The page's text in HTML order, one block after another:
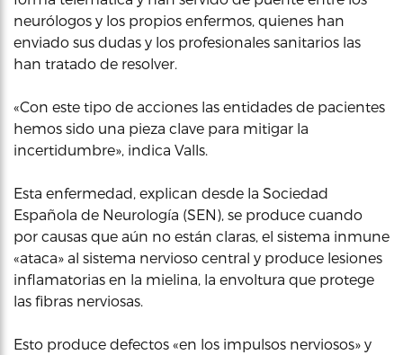
neurólogos y los propios enfermos, quienes han
enviado sus dudas y los profesionales sanitarios las
han tratado de resolver.
«Con este tipo de acciones las entidades de pacientes
hemos sido una pieza clave para mitigar la
incertidumbre», indica Valls.
Esta enfermedad, explican desde la Sociedad
Española de Neurología (SEN), se produce cuando
por causas que aún no están claras, el sistema inmune
«ataca» al sistema nervioso central y produce lesiones
inflamatorias en la mielina, la envoltura que protege
las fibras nerviosas.
Esto produce defectos «en los impulsos nerviosos» y